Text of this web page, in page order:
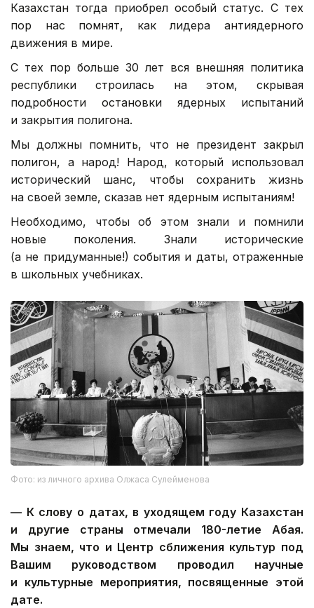
Казахстан тогда приобрел особый статус. С тех
пор нас помнят, как лидера антиядерного
движения в мире.
С тех пор больше 30 лет вся внешняя политика
республики строилась на этом, скрывая
подробности остановки ядерных испытаний
и закрытия полигона.
Мы должны помнить, что не президент закрыл
полигон, а народ! Народ, который использовал
исторический шанс, чтобы сохранить жизнь
на своей земле, сказав нет ядерным испытаниям!
Необходимо, чтобы об этом знали и помнили
новые поколения. Знали исторические
(а не придуманные!) события и даты, отраженные
в школьных учебниках.
Фото: из личного архива Олжаса Сулейменова
— К слову о датах, в уходящем году Казахстан
и другие страны отмечали 180-летие Абая.
Мы знаем, что и Центр сближения культур под
Вашим руководством проводил научные
и культурные мероприятия, посвященные этой
дате.